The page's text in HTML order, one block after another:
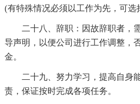
(有特殊情况必须以工作为先，可选
二十八、辞职：因故辞职者，
导声明，以便公司进行工作调整，
金。
二十九、努力学习，提高自身
责，保证按时完成各项任务。